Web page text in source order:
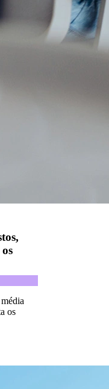
os
512, 3º, 4º e 16º (parte)
06455-030